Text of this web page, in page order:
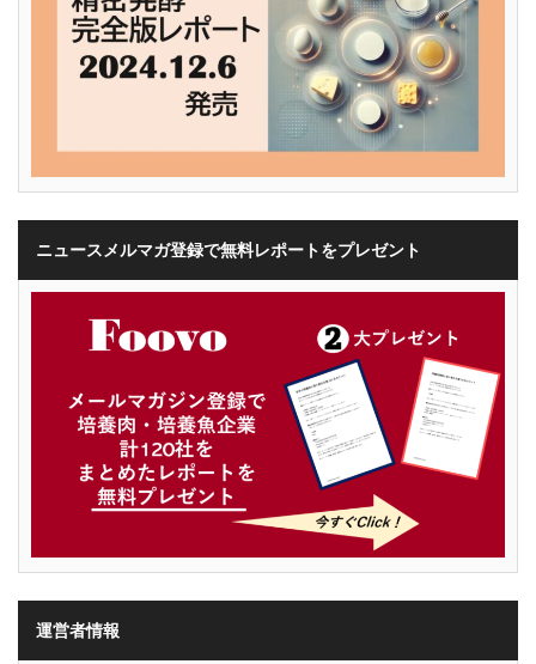
ニュースメルマガ登録で無料レポートをプレゼント
運営者情報